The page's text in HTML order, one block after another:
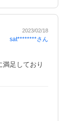
2023/02/18
sat********さん
足しており